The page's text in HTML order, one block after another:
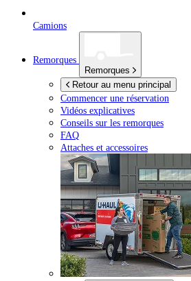
Camions
Remorques
Remorques
Retour au menu principal
Commencer une réservation
Vidéos explicatives
Conseils sur les remorques
FAQ
Attaches et accessoires